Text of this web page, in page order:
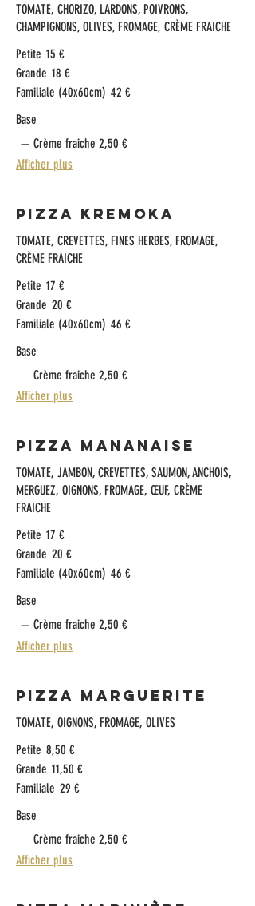
TOMATE, CHORIZO, LARDONS, POIVRONS,
CHAMPIGNONS, OLIVES, FROMAGE, CRÈME FRAICHE
Petite 15 €
Grande 18 €
Familiale (40x60cm) 42 €
Base
Crème fraiche 2,50 €
Afficher plus
Pizza Kremoka
TOMATE, CREVETTES, FINES HERBES, FROMAGE,
CRÈME FRAICHE
Petite 17 €
Grande 20 €
Familiale (40x60cm) 46 €
Base
Crème fraiche 2,50 €
Afficher plus
Pizza Mananaise
TOMATE, JAMBON, CREVETTES, SAUMON, ANCHOIS,
MERGUEZ, OIGNONS, FROMAGE, ŒUF, CRÈME
FRAICHE
Petite 17 €
Grande 20 €
Familiale (40x60cm) 46 €
Base
Crème fraiche 2,50 €
Afficher plus
Pizza Marguerite
TOMATE, OIGNONS, FROMAGE, OLIVES
Petite 8,50 €
Grande 11,50 €
Familiale 29 €
Base
Crème fraiche 2,50 €
Afficher plus